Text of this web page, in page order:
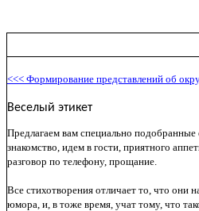
<<< Формирование представлений об
Веселый этикет
Предлагаем вам специально подобранные
знакомство, идем в гости, приятного
разговор по телефону, прощание.
Все стихотворения отличает то, что они
юмора, и, в тоже время, учат тому, что